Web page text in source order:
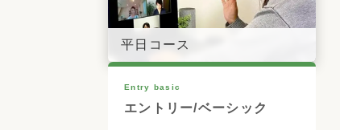
平日コース
Entry basic
エントリー/ベーシック